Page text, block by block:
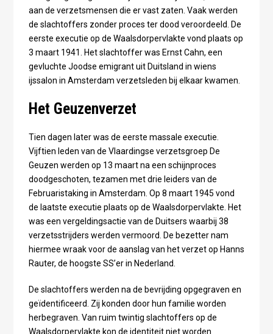
aan de verzetsmensen die er vast zaten. Vaak werden
de slachtoffers zonder proces ter dood veroordeeld. De
eerste executie op de Waalsdorpervlakte vond plaats op
3 maart 1941. Het slachtoffer was Ernst Cahn, een
gevluchte Joodse emigrant uit Duitsland in wiens
ijssalon in Amsterdam verzetsleden bij elkaar kwamen.
Het Geuzenverzet
Tien dagen later was de eerste massale executie.
Vijftien leden van de Vlaardingse verzetsgroep De
Geuzen werden op 13 maart na een schijnproces
doodgeschoten, tezamen met drie leiders van de
Februaristaking in Amsterdam. Op 8 maart 1945 vond
de laatste executie plaats op de Waalsdorpervlakte. Het
was een vergeldingsactie van de Duitsers waarbij 38
verzetsstrijders werden vermoord. De bezetter nam
hiermee wraak voor de aanslag van het verzet op Hanns
Rauter, de hoogste SS’er in Nederland.
De slachtoffers werden na de bevrijding opgegraven en
geïdentificeerd. Zij konden door hun familie worden
herbegraven. Van ruim twintig slachtoffers op de
Waalsdorpervlakte kon de identiteit niet worden